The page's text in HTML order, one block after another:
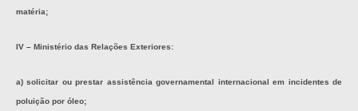
matéria;
IV – Ministério das Relações Exteriores:
a) solicitar ou prestar assistência governamental internacional em incidentes de
poluição por óleo;